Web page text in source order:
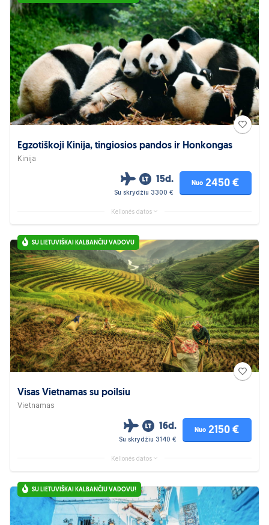
Egzotiškoji Kinija, tingiosios pandos ir Honkongas
Kinija
15d.
Su skrydžiu 3300 €
Nuo 2450 €
Kelionės datos
SU LIETUVIŠKAI KALBANČIU VADOVU
Visas Vietnamas su poilsiu
Vietnamas
16d.
Su skrydžiu 3140 €
Nuo 2150 €
Kelionės datos
SU LIETUVIŠKAI KALBANČIU VADOVU!